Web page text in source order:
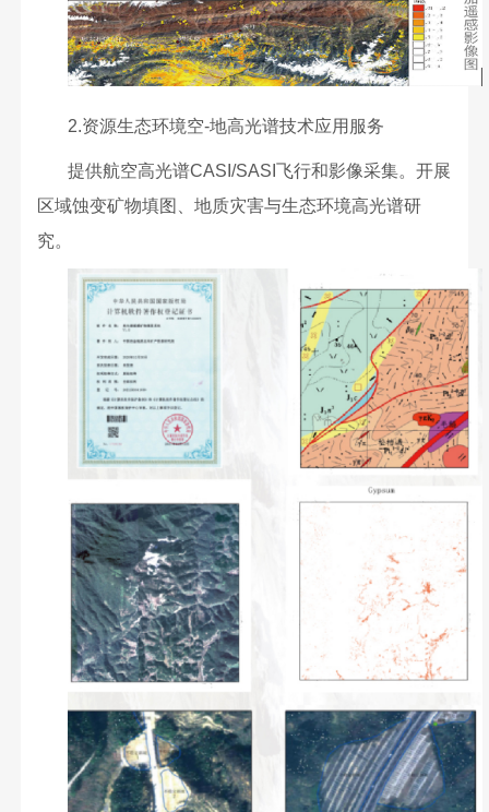
2.资源生态环境空-地高光谱技术应用服务
提供航空高光谱CASI/SASI飞行和影像采集。开展
区域蚀变矿物填图、地质灾害与生态环境高光谱研
究。